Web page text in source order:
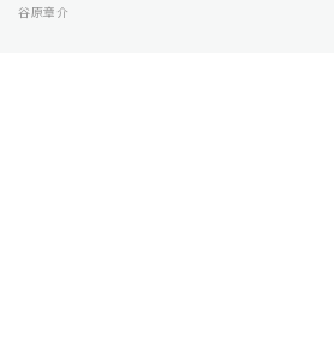
谷原章介